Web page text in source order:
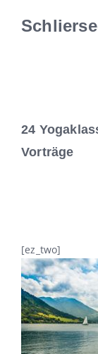
24
Vorträge
[ez_two]